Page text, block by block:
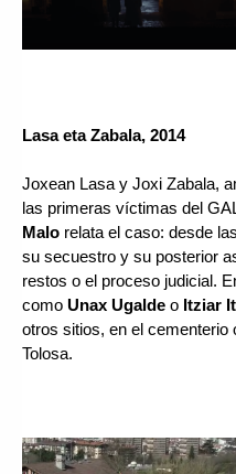
Lasa eta Zabala, 2014
Joxean Lasa y Joxi Zabala,
las primeras víctimas del
Malo relata el caso: desde
su secuestro y su posterior
restos o el proceso judicial.
como Unax Ugalde o Itziar
otros sitios, en el
Tolosa.